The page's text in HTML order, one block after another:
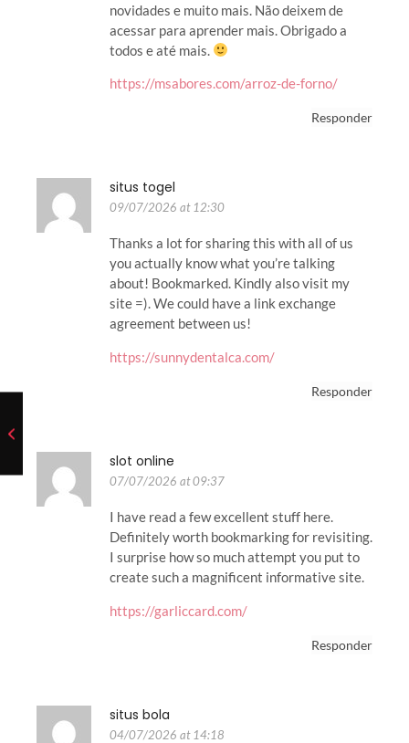
novidades e muito mais. Não deixem de
acessar para aprender mais. Obrigado a
todos e até mais.
https://msabores.com/arroz-de-forno/
Responder
situs togel
09/07/2026 at 12:30
Thanks a lot for sharing this with all of us
you actually know what you’re talking
about! Bookmarked. Kindly also visit my
site =). We could have a link exchange
agreement between us!
https://sunnydentalca.com/
Responder
slot online
07/07/2026 at 09:37
I have read a few excellent stuff here.
Definitely worth bookmarking for revisiting.
I surprise how so much attempt you put to
create such a magnificent informative site.
https://garliccard.com/
Responder
situs bola
04/07/2026 at 14:18